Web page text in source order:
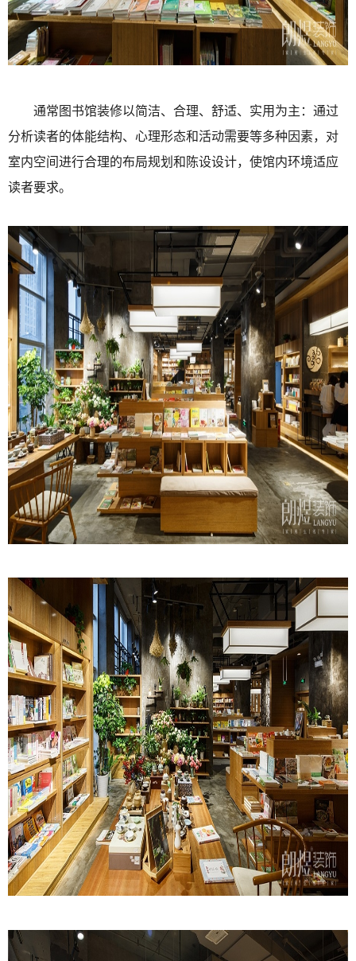
通常图书馆装修以简洁、合理、舒适、实用为主：通过
分析读者的体能结构、心理形态和活动需要等多种因素，对
室内空间进行合理的布局规划和陈设设计，使馆内环境适应
读者要求。